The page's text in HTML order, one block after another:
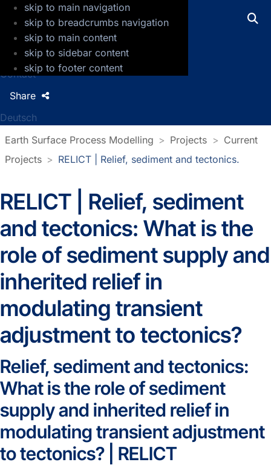
skip to main navigation
skip to breadcrumbs navigation
skip to main content
skip to sidebar content
skip to footer content
GFZ Helmholtz Centre for Geosciences
Press
Jobs
Contact
Deutsch
Share
Earth Surface Process Modelling Projects
Current
Projects
RELICT | Relief, sediment and tectonics.
RELICT | Relief, sediment
and tectonics: What is the
role of sediment supply and
inherited relief in
modulating transient
adjustment to tectonics?
Relief, sediment and tectonics:
What is the role of sediment
supply and inherited relief in
modulating transient adjustment
to tectonics? | RELICT